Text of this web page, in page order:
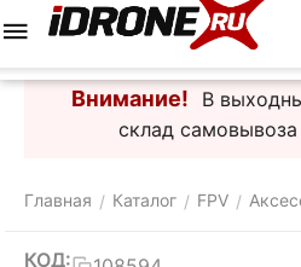
Внимание!
В
склад самовывоза
Главная / Каталог / FPV /
КОД:
Корзина